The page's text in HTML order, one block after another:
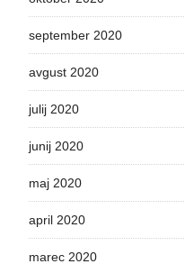
september 2020
avgust 2020
julij 2020
junij 2020
maj 2020
april 2020
marec 2020